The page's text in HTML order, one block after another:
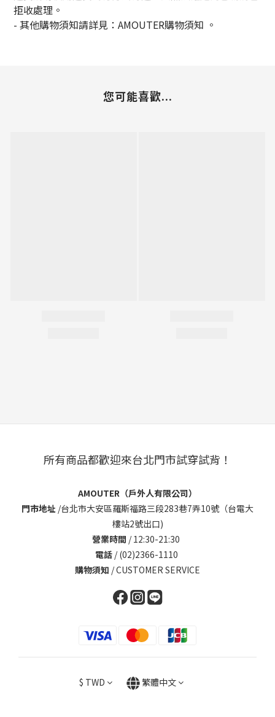
拒收處理。
- 其他購物須知請詳見： AMOUTER購物須知 。
您可能喜歡...
所有商品都歡迎來台北門市試穿試背！
AMOUTER（戶外人有限公司）
門市地址 /台北市大安區羅斯福路三段283巷7弄10號（台電大
樓站2號出口)
營業時間 / 12:30-21:30
電話 / (02)2366-1110
購物須知 /CUSTOMER SERVICE
$ TWD 繁體中文